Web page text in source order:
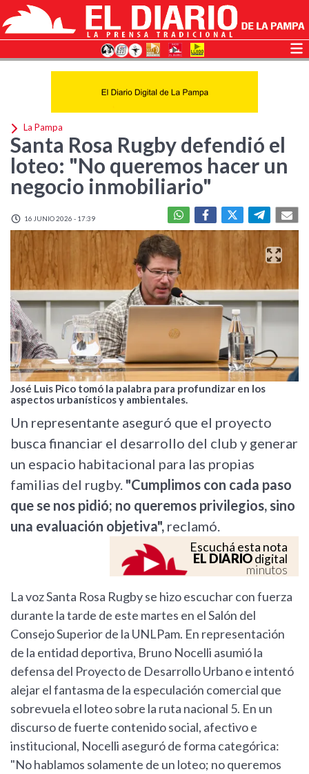
La Pampa
Santa Rosa Rugby defendió el
loteo: "No queremos hacer un
negocio inmobiliario"
16 JUNIO 2026 - 17:39
José Luis Pico tomó la palabra para profundizar en los
aspectos urbanísticos y ambientales.
Un representante aseguró que el proyecto
busca financiar el desarrollo del club y generar
un espacio habitacional para las propias
familias del rugby. "Cumplimos con cada paso
que se nos pidió; no queremos privilegios, sino
una evaluación objetiva", reclamó.
Escuchá esta nota
EL DIARIOdigital
minutos
La voz Santa Rosa Rugby se hizo escuchar con fuerza
durante la tarde de este martes en el Salón del
Consejo Superior de la UNLPam. En representación
de la entidad deportiva, Bruno Nocelli asumió la
defensa del Proyecto de Desarrollo Urbano e intentó
alejar el fantasma de la especulación comercial que
sobrevuela el loteo sobre la ruta nacional 5. En un
discurso de fuerte contenido social, afectivo e
institucional, Nocelli aseguró de forma categórica:
"No hablamos solamente de un loteo; no queremos